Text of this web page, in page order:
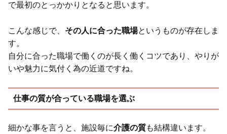
で最初のとっかかりとなると思います。
こんな感じで、 その人に合った職場というものが存在しま
す。
自分に合った職場で働くのが長く働くコツであり、やりが
いや魅力に気付く為の近道ですね。
仕事の質が合っている職場を選ぶ
細かな事を言うと、施設毎に介護の質も結構違います。